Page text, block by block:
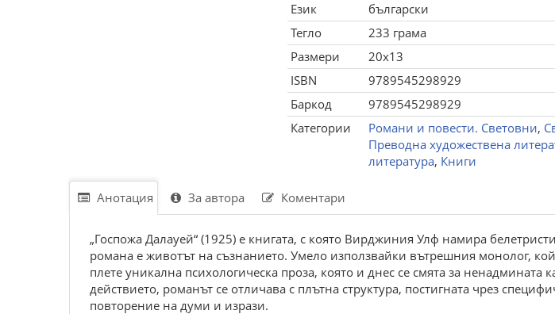
Език
български
Тегло
233 грама
Размери
20x13
ISBN
9789545298929
Баркод
9789545298929
Категории
Романи и повести. Световни,
Преводна художествена
литература, Книги
Анотация За автора Коментари
„Госпожа Далауей“ (1925) е книгата, с която Вирджиния Улф намира
романа е животът на съзнанието. Умело използвайки вътрешния монолог,
плете уникална психологическа проза, която и днес се смята за
действието, романът се отличава с плътна структура, постигната чрез
повторение на думи и изрази.